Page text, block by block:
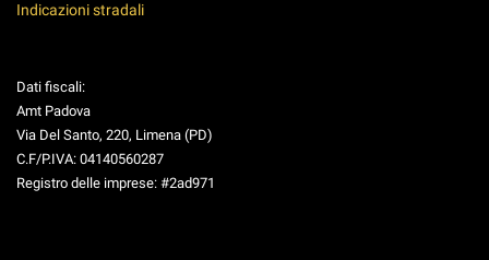
Indicazioni stradali
Dati fiscali:
Amt Padova
Via Del Santo, 220, Limena (PD)
C.F/P.IVA: 04140560287
Registro delle imprese: #2ad971